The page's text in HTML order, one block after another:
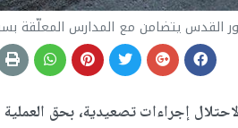
القدس يتضامن مع المدارس المعلّقة
إجراءات تصعيدية، بحق